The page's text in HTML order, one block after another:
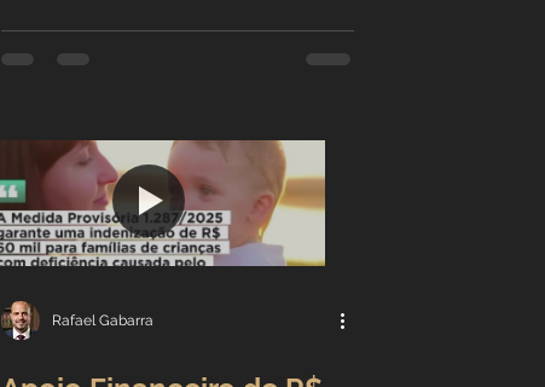
Rafael Gabarra